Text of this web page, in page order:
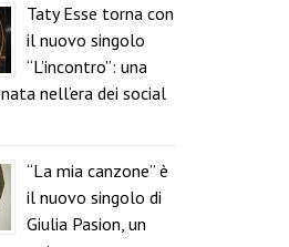
Taty Esse torna con
il nuovo singolo
“L’incontro”: una
nell’era dei social
“La mia canzone” è
il nuovo singolo di
Giulia Pasion, un